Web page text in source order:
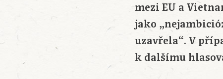
mezi EU a
jako
uzavřela“. V
k dalšímu